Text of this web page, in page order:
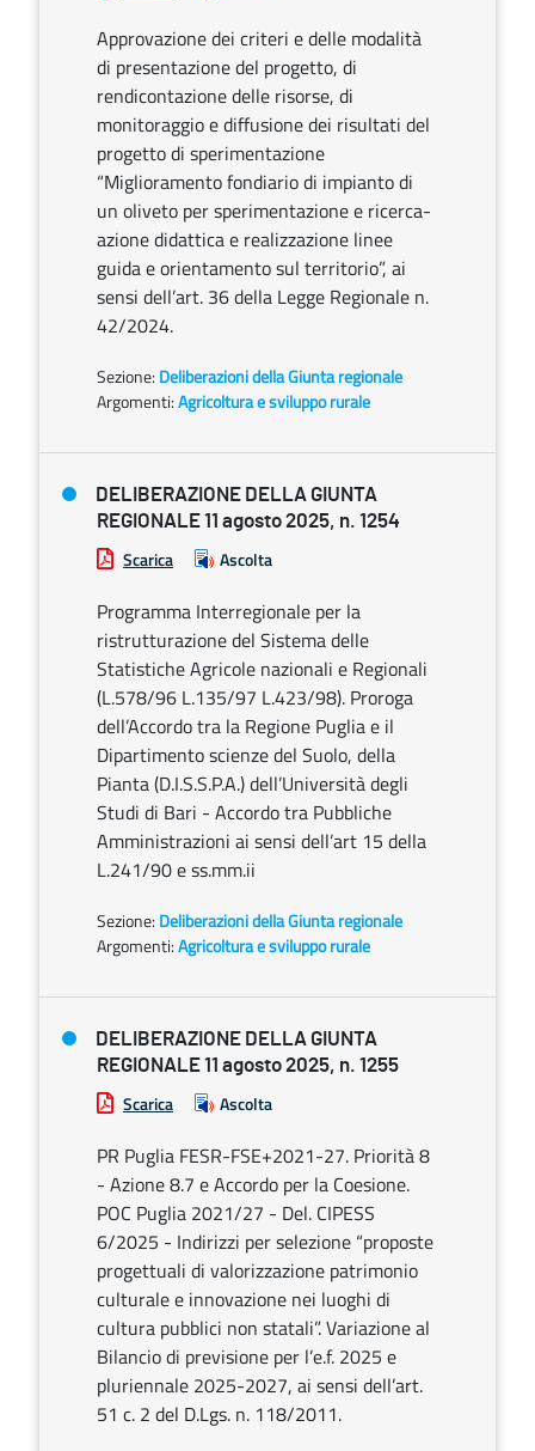
Approvazione dei criteri e delle modalità
di presentazione del progetto, di
rendicontazione delle risorse, di
monitoraggio e diffusione dei risultati del
progetto di sperimentazione
“Miglioramento fondiario di impianto di
un oliveto per sperimentazione e ricerca-
azione didattica e realizzazione linee
guida e orientamento sul territorio”, ai
sensi dell’art. 36 della Legge Regionale n.
42/2024.
Sezione: Deliberazioni della Giunta regionale
Argomenti:Agricoltura e sviluppo rurale
DELIBERAZIONE DELLA GIUNTA
REGIONALE 11 agosto 2025, n. 1254
Scarica Ascolta
Programma Interregionale per la
ristrutturazione del Sistema delle
Statistiche Agricole nazionali e Regionali
(L.578/96 L.135/97 L.423/98). Proroga
dell’Accordo tra la Regione Puglia e il
Dipartimento scienze del Suolo, della
Pianta (D.I.S.S.P.A.) dell’Università degli
Studi di Bari - Accordo tra Pubbliche
Amministrazioni ai sensi dell’art 15 della
L.241/90 e ss.mm.ii
Sezione: Deliberazioni della Giunta regionale
Argomenti:Agricoltura e sviluppo rurale
DELIBERAZIONE DELLA GIUNTA
REGIONALE 11 agosto 2025, n. 1255
Scarica Ascolta
PR Puglia FESR-FSE+2021-27. Priorità 8
- Azione 8.7 e Accordo per la Coesione.
POC Puglia 2021/27 - Del. CIPESS
6/2025 - Indirizzi per selezione “proposte
progettuali di valorizzazione patrimonio
culturale e innovazione nei luoghi di
cultura pubblici non statali”. Variazione al
Bilancio di previsione per l’e.f. 2025 e
pluriennale 2025-2027, ai sensi dell’art.
51 c. 2 del D.Lgs. n. 118/2011.